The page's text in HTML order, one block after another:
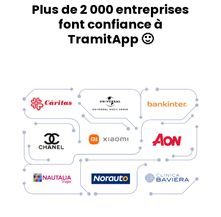
Plus de 2 000 entreprises
font confiance à
TramitApp 🙂